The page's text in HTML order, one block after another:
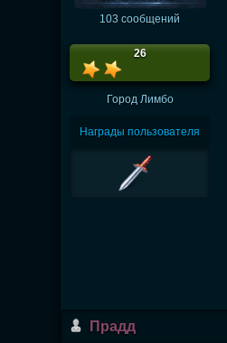
103 сообщений
26
Город Лимбо
Награды пользователя
Прадд